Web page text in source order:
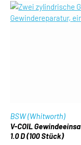
BSW (Whitworth)
V-COIL
1.0 D (100 Stück)